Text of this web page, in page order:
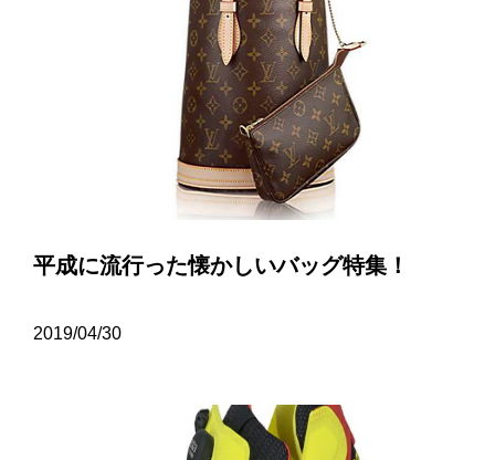
平成に流行った懐かしいバッグ特集！
2019/04/30